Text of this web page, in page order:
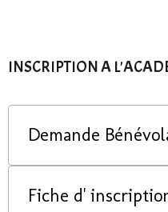
INSCRIPTION A
Demande
Fiche d'